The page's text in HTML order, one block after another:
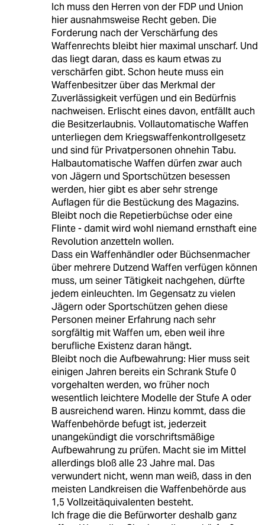
Ich muss den Herren von der FDP und Union
hier ausnahmsweise Recht geben. Die
Forderung nach der Verschärfung des
Waffenrechts bleibt hier maximal unscharf. Und
das liegt daran, dass es kaum etwas zu
verschärfen gibt. Schon heute muss ein
Waffenbesitzer über das Merkmal der
Zuverlässigkeit verfügen und ein Bedürfnis
nachweisen. Erlischt eines davon, entfällt auch
die Besitzerlaubnis. Vollautomatische Waffen
unterliegen dem Kriegswaffenkontrollgesetz
und sind für Privatpersonen ohnehin Tabu.
Halbautomatische Waffen dürfen zwar auch
von Jägern und Sportschützen besessen
werden, hier gibt es aber sehr strenge
Auflagen für die Bestückung des Magazins.
Bleibt noch die Repetierbüchse oder eine
Flinte - damit wird wohl niemand ernsthaft eine
Revolution anzetteln wollen.
Dass ein Waffenhändler oder Büchsenmacher
über mehrere Dutzend Waffen verfügen können
muss, um seiner Tätigkeit nachgehen, dürfte
jedem einleuchten. Im Gegensatz zu vielen
Jägern oder Sportschützen gehen diese
Personen meiner Erfahrung nach sehr
sorgfältig mit Waffen um, eben weil ihre
berufliche Existenz daran hängt.
Bleibt noch die Aufbewahrung: Hier muss seit
einigen Jahren bereits ein Schrank Stufe 0
vorgehalten werden, wo früher noch
wesentlich leichtere Modelle der Stufe A oder
B ausreichend waren. Hinzu kommt, dass die
Waffenbehörde befugt ist, jederzeit
unangekündigt die vorschriftsmäßige
Aufbewahrung zu prüfen. Macht sie im Mittel
allerdings bloß alle 23 Jahre mal. Das
verwundert nicht, wenn man weiß, dass in den
meisten Landkreisen die Waffenbehörde aus
1,5 Vollzeitäquivalenten besteht.
Ich frage die die Befürworter deshalb ganz